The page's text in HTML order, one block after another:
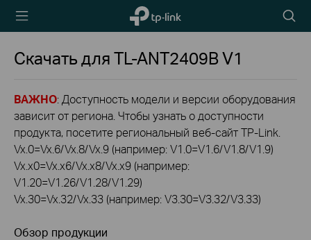
TP-Link,
Reliably
icon
Скачать дляTL-ANT2409BV1
ВАЖНО: Доступность модели и версии оборудования
зависит от региона. Чтобы узнать о доступности
продукта, посетите региональный веб-сайт TP-Link.
Vx.0=Vx.6/Vx.8/Vx.9 (например: V1.0=V1.6/V1.8/V1.9)
Vx.x0=Vx.x6/Vx.x8/Vx.x9 (например:
V1.20=V1.26/V1.28/V1.29)
Vx.30=Vx.32/Vx.33 (например: V3.30=V3.32/V3.33)
Обзор продукции